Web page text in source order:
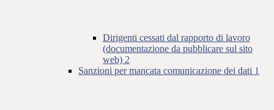
Dirigenti cessati dal rapporto di lavoro
(documentazione da pubblicare sul sito
web) 2
Sanzioni per mancata comunicazione dei dati 1